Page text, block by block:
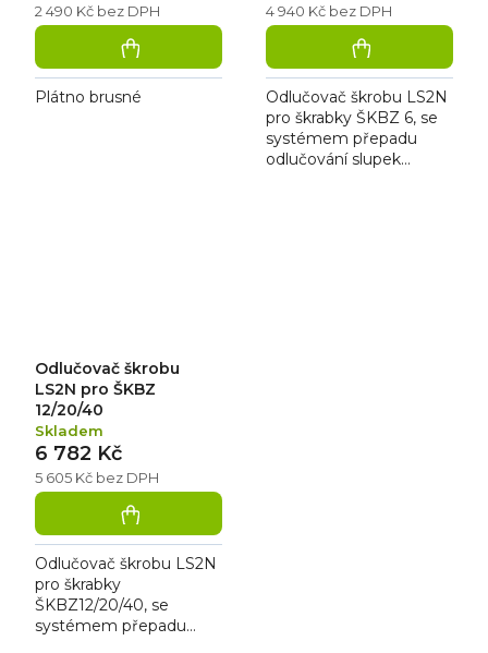
2 490 Kč bez DPH
Plátno brusné
4 940 Kč bez DPH
Odlučovač škrobu LS2N
pro škrabky ŠKBZ 6, se
systémem přepadu
odlučování slupek
Odlučovač škrobu
LS2N pro ŠKBZ
12/20/40
Skladem
5 605 Kč bez DPH
6 782 Kč
Odlučovač škrobu LS2N
pro škrabky
ŠKBZ12/20/40, se
systémem přepadu